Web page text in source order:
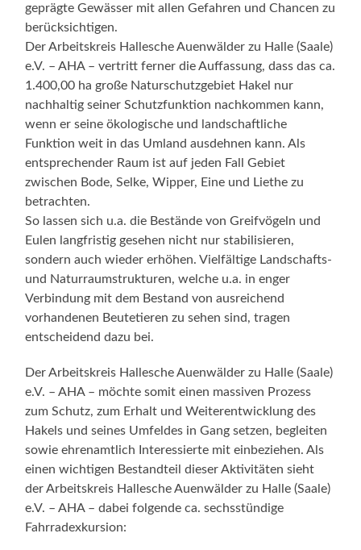
geprägte Gewässer mit allen Gefahren und Chancen zu
berücksichtigen.
Der Arbeitskreis Hallesche Auenwälder zu Halle (Saale)
e.V. – AHA – vertritt ferner die Auffassung, dass das ca.
1.400,00 ha große Naturschutzgebiet Hakel nur
nachhaltig seiner Schutzfunktion nachkommen kann,
wenn er seine ökologische und landschaftliche
Funktion weit in das Umland ausdehnen kann. Als
entsprechender Raum ist auf jeden Fall Gebiet
zwischen Bode, Selke, Wipper, Eine und Liethe zu
betrachten.
So lassen sich u.a. die Bestände von Greifvögeln und
Eulen langfristig gesehen nicht nur stabilisieren,
sondern auch wieder erhöhen. Vielfältige Landschafts-
und Naturraumstrukturen, welche u.a. in enger
Verbindung mit dem Bestand von ausreichend
vorhandenen Beutetieren zu sehen sind, tragen
entscheidend dazu bei.
Der Arbeitskreis Hallesche Auenwälder zu Halle (Saale)
e.V. – AHA – möchte somit einen massiven Prozess
zum Schutz, zum Erhalt und Weiterentwicklung des
Hakels und seines Umfeldes in Gang setzen, begleiten
sowie ehrenamtlich Interessierte mit einbeziehen. Als
einen wichtigen Bestandteil dieser Aktivitäten sieht
der Arbeitskreis Hallesche Auenwälder zu Halle (Saale)
e.V. – AHA – dabei folgende ca. sechsstündige
Fahrradexkursion: